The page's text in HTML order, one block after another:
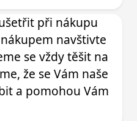
při nákupu
navštivte
se vždy těšit na
že se Vám naše
a pomohou Vám